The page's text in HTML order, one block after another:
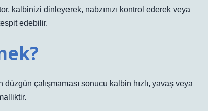
kalbinizi dinleyerek, nabzınızı kontrol ederek veya
edebilir.
çalışmaması sonucu kalbin hızlı, yavaş veya